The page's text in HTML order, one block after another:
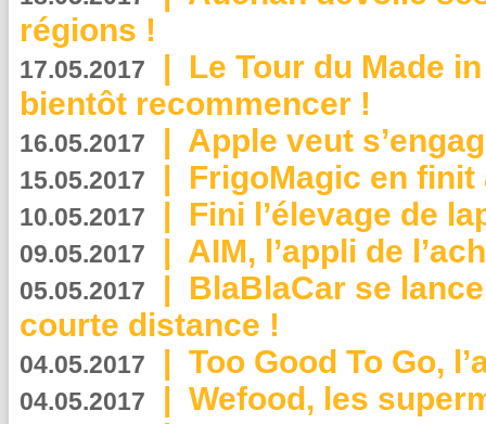
régions !
17.05.2017 | Le Tour du Made
bientôt recommencer !
16.05.2017 | Apple veut
15.05.2017 | FrigoMagic en
10.05.2017 | Fini l’élevage de
09.05.2017 | AIM, l’appli de
05.05.2017 | BlaBlaCar se
courte distance !
04.05.2017 | Too Good To Go,
04.05.2017 | Wefood, les